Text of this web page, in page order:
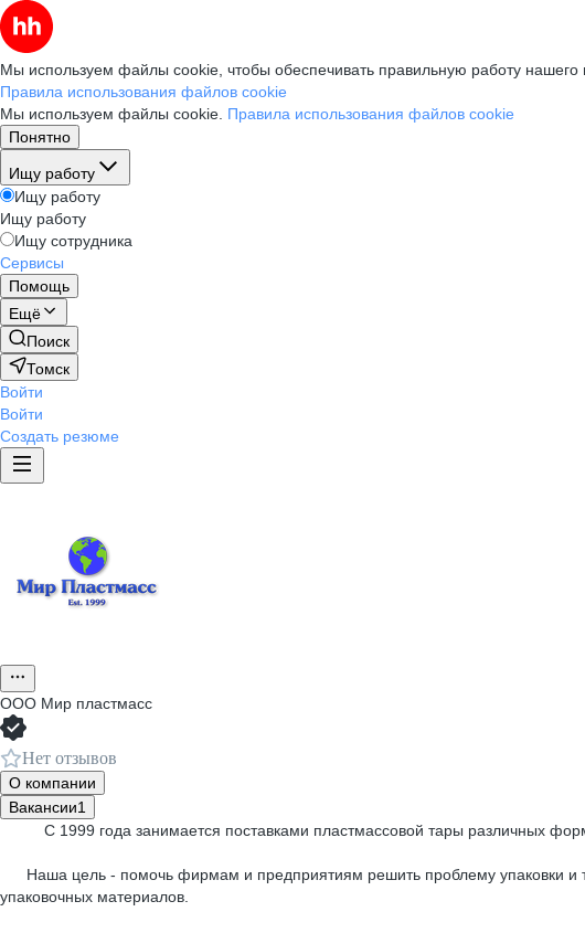
Мы используем файлы cookie, чтобы обеспечивать правильную работу нашего
Правила использования файлов cookie
Мы используем файлы cookie. Правила использования файлов cookie
Понятно
Ищу работу
Ищу работу
Ищу работу
Ищу сотрудника
Сервисы
Помощь
Ещё
Поиск
Томск
Войти
Войти
Создать резюме
ООО Мир пластмасс
Нет отзывов
О компании
Вакансии1
С 1999 года занимается поставками пластмассовой тары различных форм
Наша цель - помочь фирмам и предприятиям решить проблему упаковки и
упаковочных материалов.